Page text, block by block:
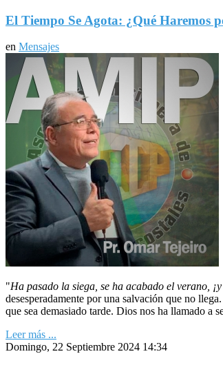
El Tiempo Se Agota: ¿Qué Haremos
en Mensajes
"Ha pasado la siega, se ha acabado el verano,
desesperadamente por una salvación que no
que sea demasiado tarde. Dios nos ha llamado a
Leer más ...
Domingo, 22 Septiembre 2024 14:34